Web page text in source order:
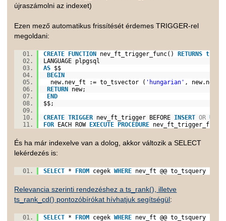
újraszámolni az indexet)
Ezen mező automatikus frissítését érdemes TRIGGER-rel
megoldani:
CREATE FUNCTION nev_ft_trigger_func()RETURNS
LANGUAGE plpgsql
AS $$
BEGIN
new.nev_ft := to_tsvector ( 'hungarian' ,
RETURN new;
END
$$;
CREATE TRIGGER nev_ft_trigger BEFORE INSERT OR
FOR EACH ROW EXECUTE PROCEDURE
És ha már indexelve van a dolog, akkor változik a SELECT
lekérdezés is:
SELECT * FROM cegekWHERE nev_ft @@ to_tsquery (
Relevancia szerinti rendezéshez a ts_rank(), illetve
ts_rank_cd() pontozóbírókat hívhatjuk segítségül:
SELECT * FROM cegekWHERE nev_ft @@ to_tsquery (